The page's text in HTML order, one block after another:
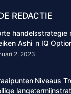
REDACTIE
handelsstrategie
Ashi in IQ
2, 2023
Niveaus